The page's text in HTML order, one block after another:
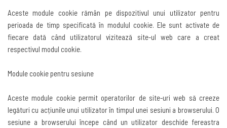
Aceste module cookie rămân pe dispozitivul unui utilizator pentru
perioada de timp specificată în modulul cookie. Ele sunt activate de
fiecare dată când utilizatorul vizitează site-ul web care a creat
respectivul modul cookie.
Module cookie pentru sesiune
Aceste module cookie permit operatorilor de site-uri web să creeze
legături cu acțiunile unui utilizator în timpul unei sesiuni a browserului. O
sesiune a browserului începe când un utilizator deschide fereastra